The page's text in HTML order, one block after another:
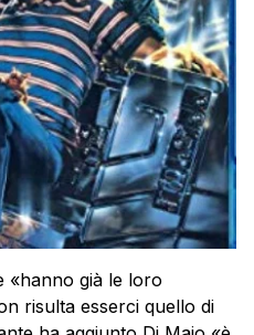
«hanno già le loro
risulta esserci quello di